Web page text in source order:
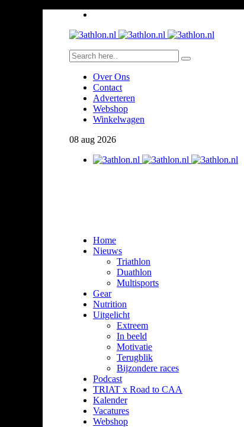
Over Ons
Contact
Adverteren
Webshop
Winkelwagen
08 aug 2026
Home
Nieuws
Triathlon
Duathlon
Multisports
Gear
Nutrition
Uitgelicht
Extreem
In beeld
Motivatie
Terugblik
Bijzondere races
Podcast
TRIAT x Road to CAA
Kalender
Vacatures
Webshop